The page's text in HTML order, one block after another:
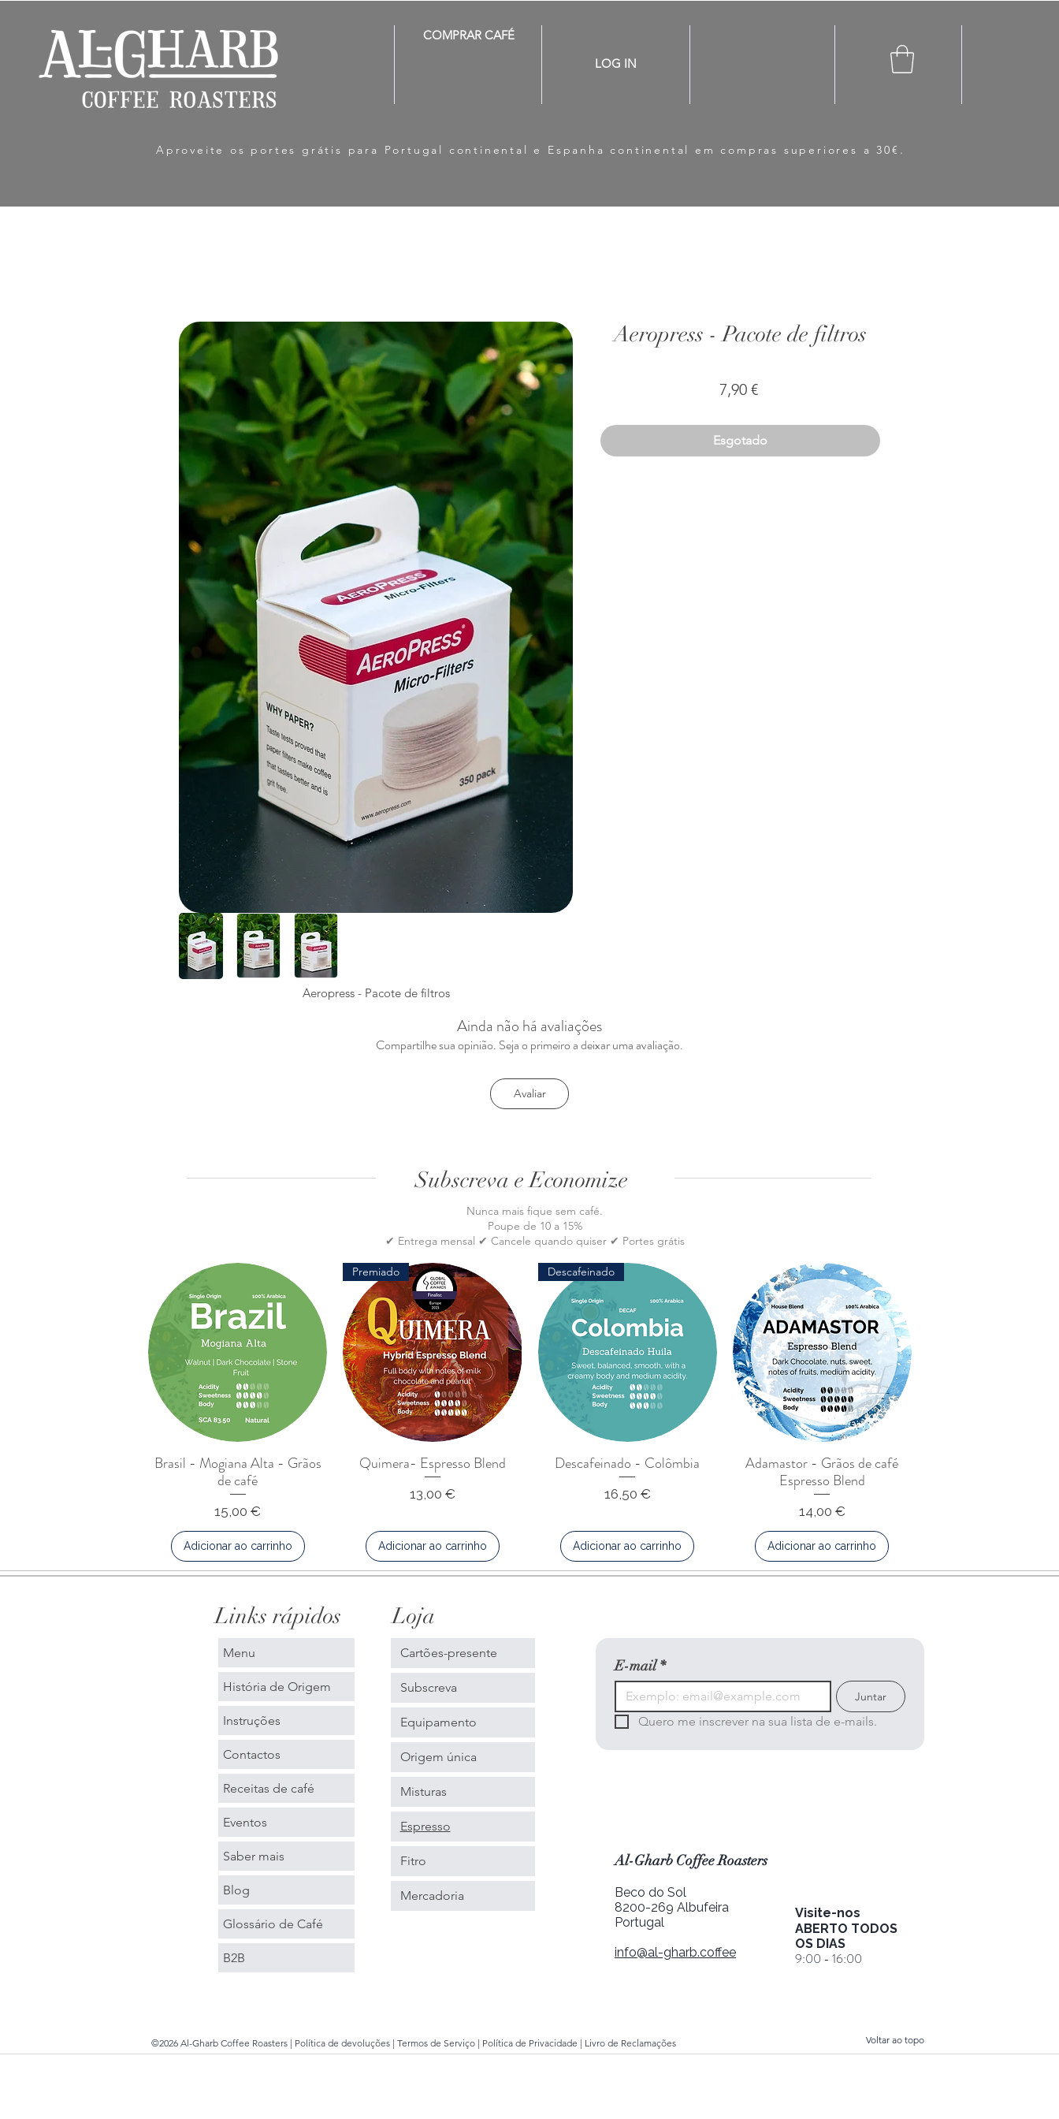
COMPRAR CAFÉ
LOG IN
Aproveite os portes grátis para Portugal continental e Espanha continental em compras superiores a 30€.
Aeropress - Pacote de filtros
Aeropress - Pacote de filtros
7,90 €Preço
Esgotado
Ainda não há avaliações
Compartilhe sua opinião. Seja o primeiro a deixar uma avaliação.
Avaliar
Subscreva e Economize
Nunca mais fique sem café.
Poupe de 10 a 15%
✔ Entrega mensal ✔ Cancele quando quiser ✔ Portes grátis
Brasil - Mogiana Alta - Grãos
de café
Preço
15,00 €
Adicionar ao carrinho
Premiado
Quimera- Espresso Blend
Preço
13,00 €
Adicionar ao carrinho
Descafeinado
Descafeinado - Colômbia
Preço
16,50 €
Adicionar ao carrinho
Adamastor - Grãos de café
Espresso Blend
Preço
14,00 €
Adicionar ao carrinho
Links rápidos
Menu
História de Origem
Instruções
Contactos
Receitas de café
Eventos
Saber mais
Blog
Glossário de Café
B2B
Loja
Cartões-presente
Subscreva
Equipamento
Origem única
Misturas
Espresso
Fitro
Mercadoria
E-mail *
Juntar
Quero me inscrever na sua lista de e-mails.
Al-Gharb Coffee Roasters
Beco do Sol
8200-269 Albufeira
Portugal
info@al-gharb.coffee
Visite-nos
ABERTO TODOS
OS DIAS
9:00 - 16:00
©2026 Al-Gharb Coffee Roasters | Política de devoluções | Termos de Serviço | Política de Privacidade | Livro de Reclamações Voltar ao topo